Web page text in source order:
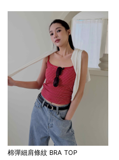
棉彈細肩條紋 BRA TOP